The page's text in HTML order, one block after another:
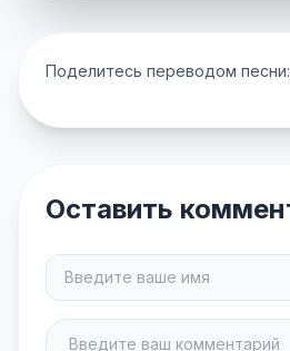
Поделитесь переводом песни:
Оставить